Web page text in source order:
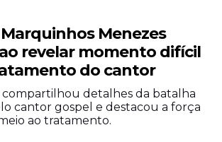
(81) 98305-6810
Santo Angelus
Menezes
revelar momento difícil
do cantor
compartilhou detalhes da batalha
cantor gospel e destacou a força
ao tratamento.